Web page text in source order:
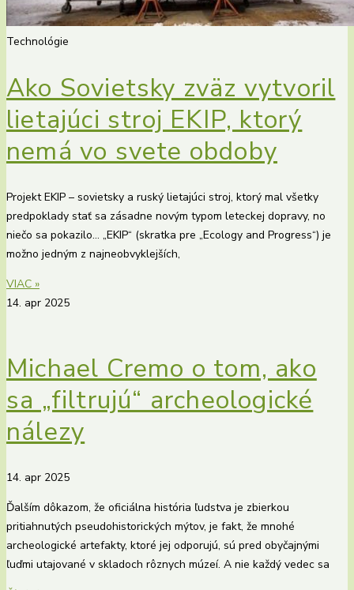
Technológie
Ako Sovietsky zväz vytvoril
lietajúci stroj EKIP, ktorý
nemá vo svete obdoby
Projekt EKIP – sovietsky a ruský lietajúci stroj, ktorý mal všetky
predpoklady stať sa zásadne novým typom leteckej dopravy, no
niečo sa pokazilo… „EKIP“ (skratka pre „Ecology and Progress“) je
možno jedným z najneobvyklejších,
VIAC »
14. apr 2025
Michael Cremo o tom, ako
sa „filtrujú“ archeologické
nálezy
14. apr 2025
Ďalším dôkazom, že oficiálna história ľudstva je zbierkou
pritiahnutých pseudohistorických mýtov, je fakt, že mnohé
archeologické artefakty, ktoré jej odporujú, sú pred obyčajnými
ľuďmi utajované v skladoch rôznych múzeí. A nie každý vedec sa